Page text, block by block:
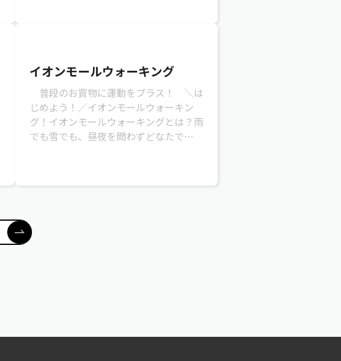
イオンモールウォーキング
普段のお買物に運動をプラス！ ＼は
じめよう！／イオンモールウォーキン
グ！イオンモールウォーキングとは？雨
でも雪でも、昼夜を問わずどなたでも！